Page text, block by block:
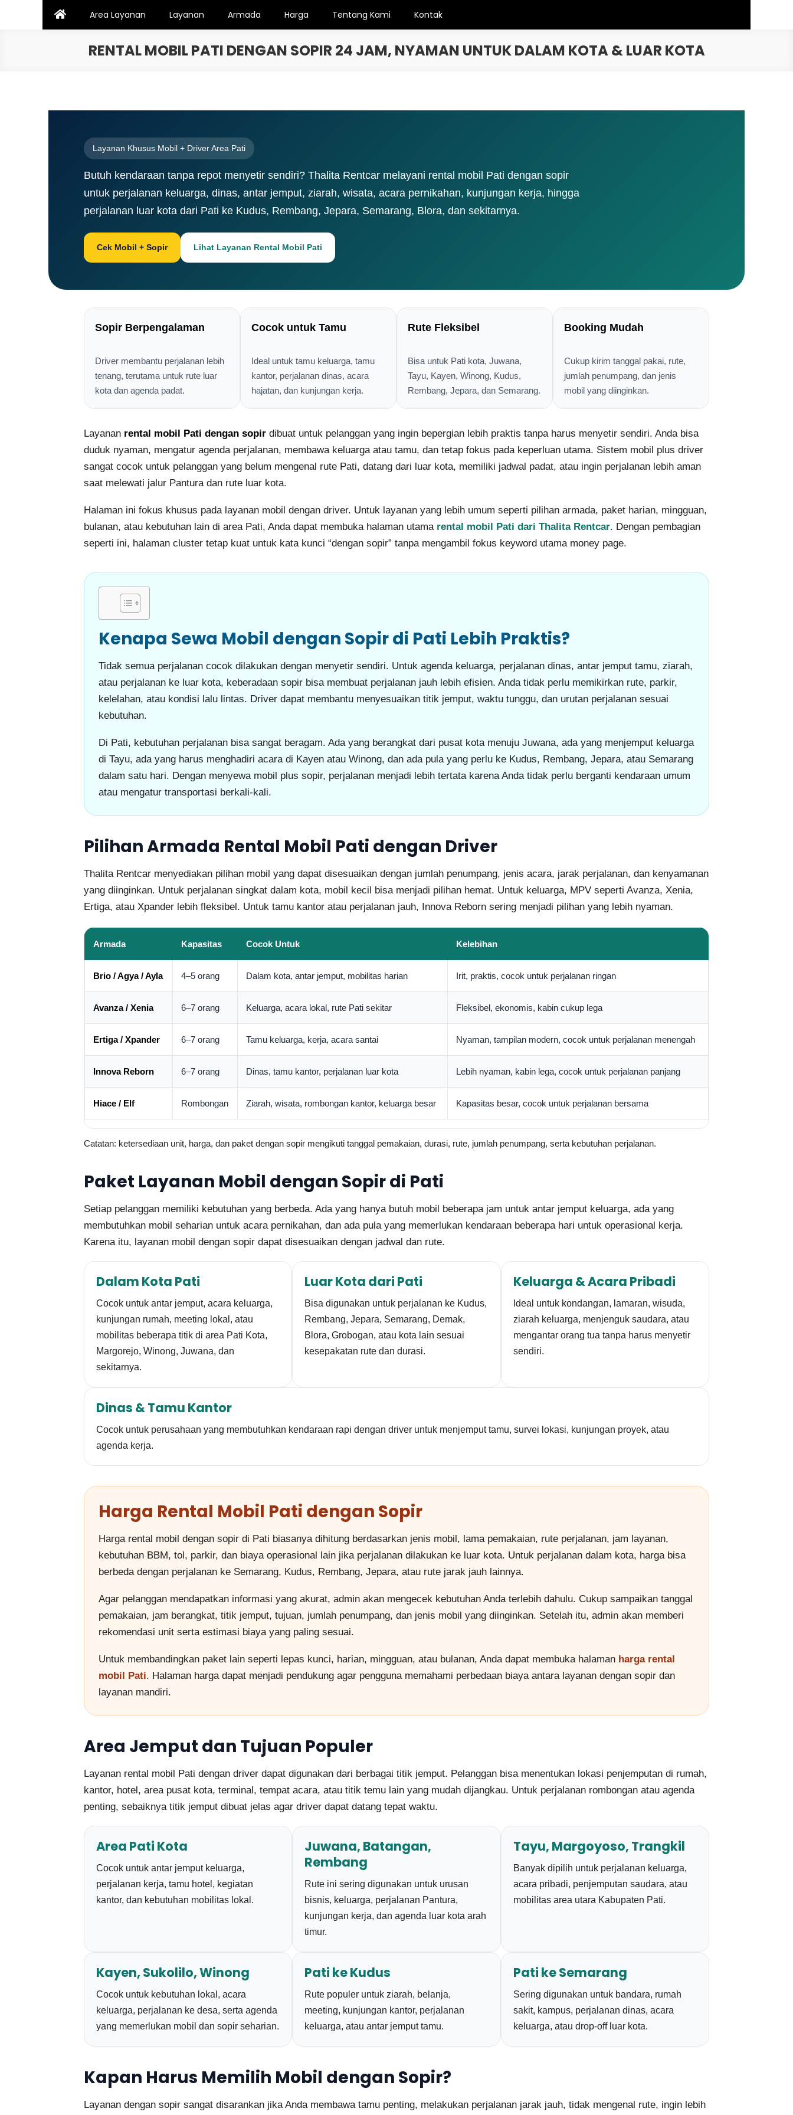
Area Layanan Layanan Armada Harga Tentang Kami Kontak
RENTAL MOBIL PATI DENGAN SOPIR 24 JAM, NYAMAN UNTUK DALAM KOTA & LUAR KOTA
Layanan Khusus Mobil + Driver Area Pati
Butuh kendaraan tanpa repot menyetir sendiri? Thalita Rentcar melayani rental mobil Pati dengan sopir
untuk perjalanan keluarga, dinas, antar jemput, ziarah, wisata, acara pernikahan, kunjungan kerja, hingga
perjalanan luar kota dari Pati ke Kudus, Rembang, Jepara, Semarang, Blora, dan sekitarnya.
Cek Mobil + Sopir Lihat Layanan Rental Mobil Pati
Sopir Berpengalaman
Driver membantu perjalanan lebih
tenang, terutama untuk rute luar
kota dan agenda padat.
Cocok untuk Tamu
Ideal untuk tamu keluarga, tamu
kantor, perjalanan dinas, acara
hajatan, dan kunjungan kerja.
Rute Fleksibel
Bisa untuk Pati kota, Juwana,
Tayu, Kayen, Winong, Kudus,
Rembang, Jepara, dan Semarang.
Booking Mudah
Cukup kirim tanggal pakai, rute,
jumlah penumpang, dan jenis
mobil yang diinginkan.
Layanan rental mobil Pati dengan sopir dibuat untuk pelanggan yang ingin bepergian lebih praktis tanpa harus menyetir sendiri. Anda bisa
duduk nyaman, mengatur agenda perjalanan, membawa keluarga atau tamu, dan tetap fokus pada keperluan utama. Sistem mobil plus driver
sangat cocok untuk pelanggan yang belum mengenal rute Pati, datang dari luar kota, memiliki jadwal padat, atau ingin perjalanan lebih aman
saat melewati jalur Pantura dan rute luar kota.
Halaman ini fokus khusus pada layanan mobil dengan driver. Untuk layanan yang lebih umum seperti pilihan armada, paket harian, mingguan,
bulanan, atau kebutuhan lain di area Pati, Anda dapat membuka halaman utama rental mobil Pati dari Thalita Rentcar. Dengan pembagian
seperti ini, halaman cluster tetap kuat untuk kata kunci “dengan sopir” tanpa mengambil fokus keyword utama money page.
Kenapa Sewa Mobil dengan Sopir di Pati Lebih Praktis?
Tidak semua perjalanan cocok dilakukan dengan menyetir sendiri. Untuk agenda keluarga, perjalanan dinas, antar jemput tamu, ziarah,
atau perjalanan ke luar kota, keberadaan sopir bisa membuat perjalanan jauh lebih efisien. Anda tidak perlu memikirkan rute, parkir,
kelelahan, atau kondisi lalu lintas. Driver dapat membantu menyesuaikan titik jemput, waktu tunggu, dan urutan perjalanan sesuai
kebutuhan.
Di Pati, kebutuhan perjalanan bisa sangat beragam. Ada yang berangkat dari pusat kota menuju Juwana, ada yang menjemput keluarga
di Tayu, ada yang harus menghadiri acara di Kayen atau Winong, dan ada pula yang perlu ke Kudus, Rembang, Jepara, atau Semarang
dalam satu hari. Dengan menyewa mobil plus sopir, perjalanan menjadi lebih tertata karena Anda tidak perlu berganti kendaraan umum
atau mengatur transportasi berkali-kali.
Pilihan Armada Rental Mobil Pati dengan Driver
Thalita Rentcar menyediakan pilihan mobil yang dapat disesuaikan dengan jumlah penumpang, jenis acara, jarak perjalanan, dan kenyamanan
yang diinginkan. Untuk perjalanan singkat dalam kota, mobil kecil bisa menjadi pilihan hemat. Untuk keluarga, MPV seperti Avanza, Xenia,
Ertiga, atau Xpander lebih fleksibel. Untuk tamu kantor atau perjalanan jauh, Innova Reborn sering menjadi pilihan yang lebih nyaman.
Armada Kapasitas Cocok Untuk Kelebihan
Brio / Agya / Ayla 4–5 orang Dalam kota, antar jemput, mobilitas harian Irit, praktis, cocok untuk perjalanan ringan
Avanza / Xenia 6–7 orang Keluarga, acara lokal, rute Pati sekitar Fleksibel, ekonomis, kabin cukup lega
Ertiga / Xpander 6–7 orang Tamu keluarga, kerja, acara santai Nyaman, tampilan modern, cocok untuk perjalanan menengah
Innova Reborn 6–7 orang Dinas, tamu kantor, perjalanan luar kota Lebih nyaman, kabin lega, cocok untuk perjalanan panjang
Hiace / Elf Rombongan Ziarah, wisata, rombongan kantor, keluarga besar Kapasitas besar, cocok untuk perjalanan bersama
Catatan: ketersediaan unit, harga, dan paket dengan sopir mengikuti tanggal pemakaian, durasi, rute, jumlah penumpang, serta kebutuhan perjalanan.
Paket Layanan Mobil dengan Sopir di Pati
Setiap pelanggan memiliki kebutuhan yang berbeda. Ada yang hanya butuh mobil beberapa jam untuk antar jemput keluarga, ada yang
membutuhkan mobil seharian untuk acara pernikahan, dan ada pula yang memerlukan kendaraan beberapa hari untuk operasional kerja.
Karena itu, layanan mobil dengan sopir dapat disesuaikan dengan jadwal dan rute.
Dalam Kota Pati
Cocok untuk antar jemput, acara keluarga,
kunjungan rumah, meeting lokal, atau
mobilitas beberapa titik di area Pati Kota,
Margorejo, Winong, Juwana, dan
sekitarnya.
Luar Kota dari Pati
Bisa digunakan untuk perjalanan ke Kudus,
Rembang, Jepara, Semarang, Demak,
Blora, Grobogan, atau kota lain sesuai
kesepakatan rute dan durasi.
Keluarga & Acara Pribadi
Ideal untuk kondangan, lamaran, wisuda,
ziarah keluarga, menjenguk saudara, atau
mengantar orang tua tanpa harus menyetir
sendiri.
Dinas & Tamu Kantor
Cocok untuk perusahaan yang membutuhkan kendaraan rapi dengan driver untuk menjemput tamu, survei lokasi, kunjungan proyek, atau
agenda kerja.
Harga Rental Mobil Pati dengan Sopir
Harga rental mobil dengan sopir di Pati biasanya dihitung berdasarkan jenis mobil, lama pemakaian, rute perjalanan, jam layanan,
kebutuhan BBM, tol, parkir, dan biaya operasional lain jika perjalanan dilakukan ke luar kota. Untuk perjalanan dalam kota, harga bisa
berbeda dengan perjalanan ke Semarang, Kudus, Rembang, Jepara, atau rute jarak jauh lainnya.
Agar pelanggan mendapatkan informasi yang akurat, admin akan mengecek kebutuhan Anda terlebih dahulu. Cukup sampaikan tanggal
pemakaian, jam berangkat, titik jemput, tujuan, jumlah penumpang, dan jenis mobil yang diinginkan. Setelah itu, admin akan memberi
rekomendasi unit serta estimasi biaya yang paling sesuai.
Untuk membandingkan paket lain seperti lepas kunci, harian, mingguan, atau bulanan, Anda dapat membuka halaman harga rental
mobil Pati. Halaman harga dapat menjadi pendukung agar pengguna memahami perbedaan biaya antara layanan dengan sopir dan
layanan mandiri.
Area Jemput dan Tujuan Populer
Layanan rental mobil Pati dengan driver dapat digunakan dari berbagai titik jemput. Pelanggan bisa menentukan lokasi penjemputan di rumah,
kantor, hotel, area pusat kota, terminal, tempat acara, atau titik temu lain yang mudah dijangkau. Untuk perjalanan rombongan atau agenda
penting, sebaiknya titik jemput dibuat jelas agar driver dapat datang tepat waktu.
Area Pati Kota
Cocok untuk antar jemput keluarga,
perjalanan kerja, tamu hotel, kegiatan
kantor, dan kebutuhan mobilitas lokal.
Juwana, Batangan,
Rembang
Rute ini sering digunakan untuk urusan
bisnis, keluarga, perjalanan Pantura,
kunjungan kerja, dan agenda luar kota arah
timur.
Tayu, Margoyoso, Trangkil
Banyak dipilih untuk perjalanan keluarga,
acara pribadi, penjemputan saudara, atau
mobilitas area utara Kabupaten Pati.
Kayen, Sukolilo, Winong
Cocok untuk kebutuhan lokal, acara
keluarga, perjalanan ke desa, serta agenda
yang memerlukan mobil dan sopir seharian.
Pati ke Kudus
Rute populer untuk ziarah, belanja,
meeting, kunjungan kantor, perjalanan
keluarga, atau antar jemput tamu.
Pati ke Semarang
Sering digunakan untuk bandara, rumah
sakit, kampus, perjalanan dinas, acara
keluarga, atau drop-off luar kota.
Kapan Harus Memilih Mobil dengan Sopir?
Layanan dengan sopir sangat disarankan jika Anda membawa tamu penting, melakukan perjalanan jarak jauh, tidak mengenal rute, ingin lebih